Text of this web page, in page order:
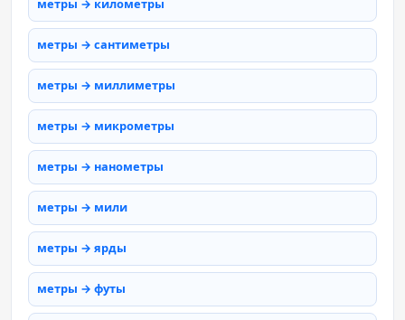
метры → километры
метры → сантиметры
метры → миллиметры
метры → микрометры
метры → нанометры
метры → мили
метры → ярды
метры → футы